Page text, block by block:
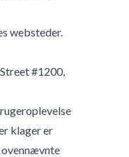
websteder.
#1200,
klager er
ovennævnte